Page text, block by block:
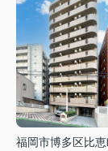
福岡市博多区比